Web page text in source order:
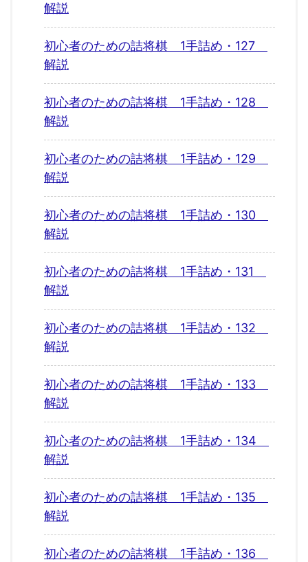
解説
初心者のための詰将棋 1手詰め・127
解説
初心者のための詰将棋 1手詰め・128
解説
初心者のための詰将棋 1手詰め・129
解説
初心者のための詰将棋 1手詰め・130
解説
初心者のための詰将棋 1手詰め・131
解説
初心者のための詰将棋 1手詰め・132
解説
初心者のための詰将棋 1手詰め・133
解説
初心者のための詰将棋 1手詰め・134
解説
初心者のための詰将棋 1手詰め・135
解説
初心者のための詰将棋 1手詰め・136